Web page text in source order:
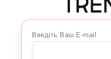
Введіть Ваш E-mail